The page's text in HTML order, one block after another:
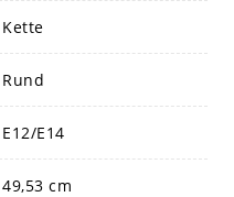
Kette
Rund
E12/E14
49,53 cm